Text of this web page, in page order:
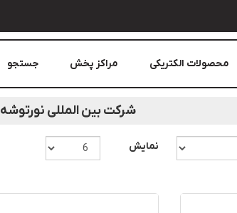
محصولات الکتریکی مراکز پخش جستجو
شرکت بین المللی نورتوشه
نمایش